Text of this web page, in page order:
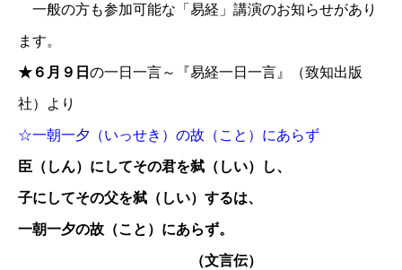
一般の方も参加可能な「易経」講演のお知らせがあり
ます。
★６月９日 の一日一言～『易経一日一言』（致知出版
社）より
☆一朝一夕（いっせき）の故（こと）にあらず
臣（しん）にしてその君を弑（しい）し、
子にしてその父を弑（しい）するは、
一朝一夕の故（こと）にあらず。
（文言伝）